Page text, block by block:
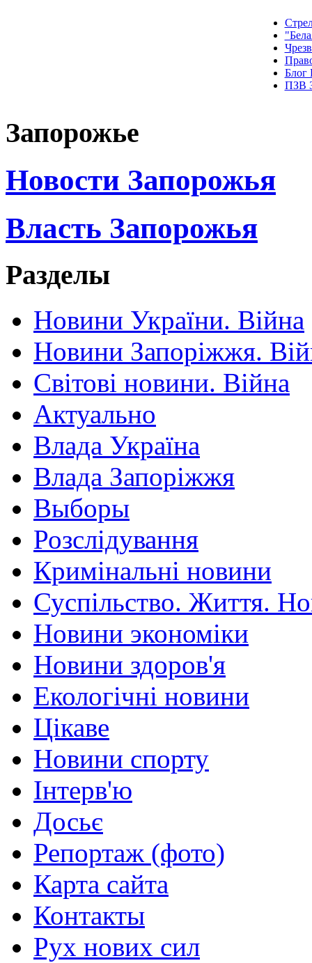
Блог
ПЗВ
Запорожье
Новости Запорожья
Власть Запорожья
Разделы
Новини України. Війна
Новини Запоріжжя.
Світові новини. Війна
Актуально
Влада Україна
Влада Запоріжжя
Выборы
Розслідування
Кримінальні новини
Суспільство. Життя.
Новини экономіки
Новини здоров'я
Екологічні новини
Цікаве
Новини спорту
Інтерв'ю
Досьє
Репортаж (фото)
Карта сайта
Контакты
Рух нових сил